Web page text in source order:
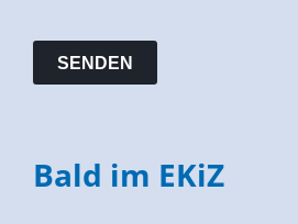
Bald im EKiZ